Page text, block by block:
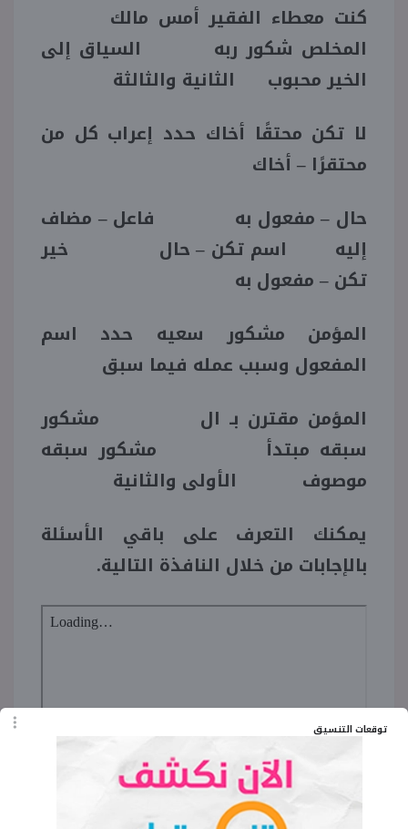
توقعات التنسيق
كنت معطاء الفقير أمس مالك
المخلص شكور ربه السياق إلى
الخير محبوب الثانية والثالثة
لا تكن محتقًا أخاك حدد إعراب كل من
محتقرًا – أخاك
حال – مفعول به فاعل – مضاف
إليه اسم تكن – حال خير
تكن – مفعول به
المؤمن مشكور سعيه حدد اسم
المفعول وسبب عمله فيما سبق
المؤمن مقترن بـ ال مشكور
سبقه مبتدأ مشكور سبقه
موصوف الأولى والثانية
يمكنك التعرف على باقي الأسئلة
بالإجابات من خلال النافذة التالية.